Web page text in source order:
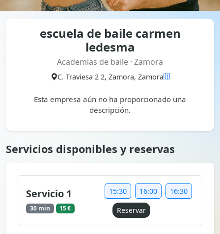
escuela de baile carmen
ledesma
Academias de baile · Zamora
C. Traviesa 2 2, Zamora, Zamora
Esta empresa aún no ha proporcionado una
descripción.
Servicios disponibles y reservas
Servicio 1
30 min 15 €
15:30 16:00 16:30
Reservar